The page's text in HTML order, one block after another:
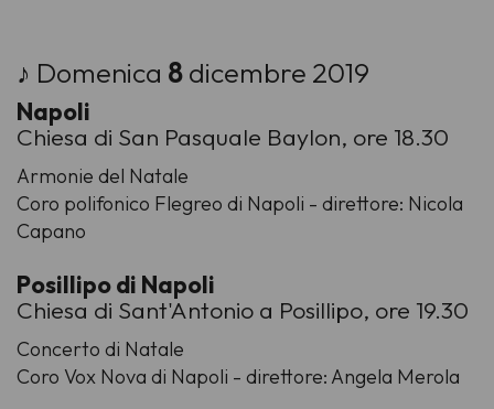
♪ Domenica 8dicembre 2019
Napoli
Chiesa di San Pasquale Baylon, ore 18.30
Armonie del Natale
Coro polifonico Flegreo di Napoli - direttore: Nicola
Capano
Posillipo di Napoli
Chiesa di Sant'Antonio a Posillipo, ore 19.30
Concerto di Natale
Coro Vox Nova di Napoli - direttore: Angela Merola